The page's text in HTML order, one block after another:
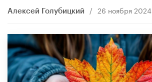
Алексей Голубицкий / 26 ноября 2024